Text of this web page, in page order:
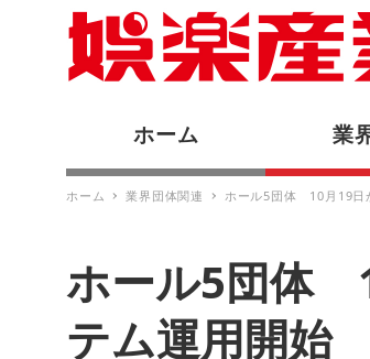
ホーム 業
ホーム 業界団体関連 ホール5団体 10月19日
ホール5団体
テム運用開始